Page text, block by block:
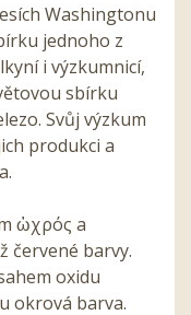
Washingtonu
jednoho z
i výzkumnicí,
sbírku
Svůj výzkum
produkci a
ὠχρός a
červené barvy.
oxidu
okrová barva.